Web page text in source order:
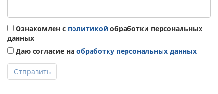
Ознакомлен с политикой обработки персональных
данных
Даю согласие на обработку персональных данных
Отправить